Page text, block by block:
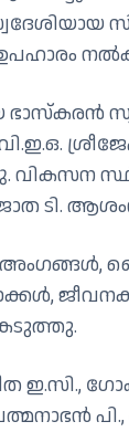
ഭാസ്കരൻ
ശ്രീജേഷ്
വികസന
ടി.